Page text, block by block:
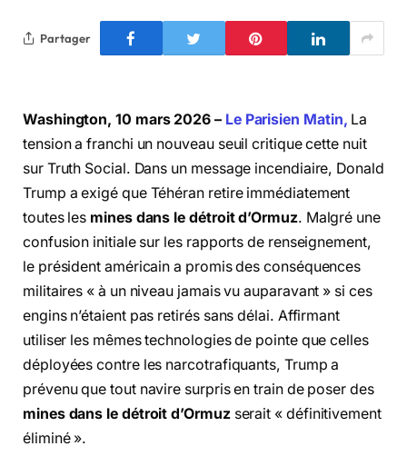
Partager
Washington, 10 mars 2026 – Le Parisien Matin, La
tension a franchi un nouveau seuil critique cette nuit
sur Truth Social. Dans un message incendiaire, Donald
Trump a exigé que Téhéran retire immédiatement
toutes les mines dans le détroit d’Ormuz. Malgré une
confusion initiale sur les rapports de renseignement,
le président américain a promis des conséquences
militaires « à un niveau jamais vu auparavant » si ces
engins n’étaient pas retirés sans délai. Affirmant
utiliser les mêmes technologies de pointe que celles
déployées contre les narcotrafiquants, Trump a
prévenu que tout navire surpris en train de poser des
mines dans le détroit d’Ormuzserait « définitivement
éliminé ».